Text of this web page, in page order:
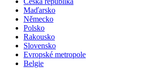
Maďarsko
Německo
Polsko
Rakousko
Slovensko
Evropské metropole
Belgie